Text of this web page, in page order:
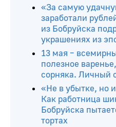
«За самую
заработали
из Бобруйска
украшениях из
13 мая –
полезное
сорняка. Личный
«Не в убытке, но
Как работница
Бобруйска
тортах